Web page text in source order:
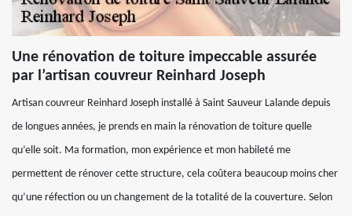
Une rénovation de toiture impeccable assurée
par l’artisan couvreur Reinhard Joseph
Artisan couvreur Reinhard Joseph installé à Saint Sauveur Lalande depuis
de longues années, je prends en main la rénovation de toiture quelle
qu’elle soit. Ma formation, mon expérience et mon habileté me
permettent de rénover cette structure, cela coûtera beaucoup moins cher
qu’une réfection ou un changement de la totalité de la couverture. Selon